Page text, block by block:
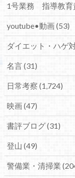
1号業務 指導教育
youtube•動画(53)
ダイエット・ハゲ
名言(31)
日常考察 (1,724)
映画(47)
書評ブログ(31)
登山 (49)
警備業・清掃業